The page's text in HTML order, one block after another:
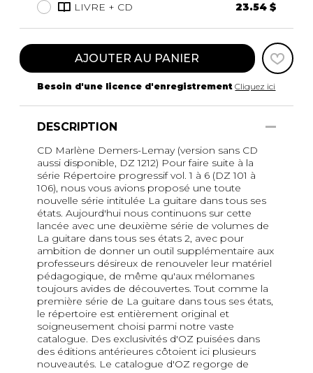
LIVRE + CD 23.54 $
AJOUTER AU PANIER
Besoin d'une licence d'enregistrement Cliquez ici
DESCRIPTION
CD Marlène Demers-Lemay (version sans CD
aussi disponible, DZ 1212) Pour faire suite à la
série Répertoire progressif vol. 1 à 6 (DZ 101 à
106), nous vous avions proposé une toute
nouvelle série intitulée La guitare dans tous ses
états. Aujourd'hui nous continuons sur cette
lancée avec une deuxième série de volumes de
La guitare dans tous ses états 2, avec pour
ambition de donner un outil supplémentaire aux
professeurs désireux de renouveler leur matériel
pédagogique, de même qu'aux mélomanes
toujours avides de découvertes. Tout comme la
première série de La guitare dans tous ses états,
le répertoire est entièrement original et
soigneusement choisi parmi notre vaste
catalogue. Des exclusivités d'OZ puisées dans
des éditions antérieures côtoient ici plusieurs
nouveautés. Le catalogue d'OZ regorge de